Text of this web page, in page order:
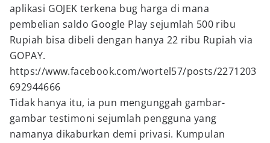
aplikasi GOJEK terkena bug harga di mana
pembelian saldo Google Play sejumlah 500 ribu
Rupiah bisa dibeli dengan hanya 22 ribu Rupiah via
GOPAY.
https://www.facebook.com/wortel57/posts/2271203
692944666
Tidak hanya itu, ia pun mengunggah gambar-
gambar testimoni sejumlah pengguna yang
namanya dikaburkan demi privasi. Kumpulan